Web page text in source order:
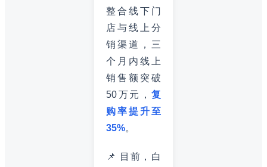
整合线下门
店与线上分
销渠道，三
个月内线上
销售额突破
50万元， 复
购率提升至
35%。
📌 目前，白